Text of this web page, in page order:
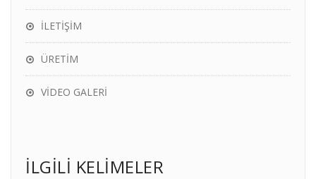
İLETİŞİM
ÜRETİM
VİDEO GALERİ
İLGİLİ KELİMELER